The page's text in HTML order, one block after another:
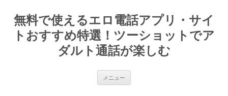
テ
ン
ツ
無料で使えるエロ電話アプリ・サイ
トおすすめ特選！ツーショットでア
ダルト通話が楽しむ
メニュー